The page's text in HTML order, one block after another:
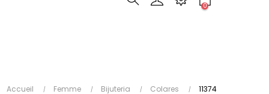
0
Accueil Femme Bijuteria Colares 11374